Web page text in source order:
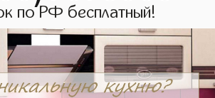
по РФ бесплатный!